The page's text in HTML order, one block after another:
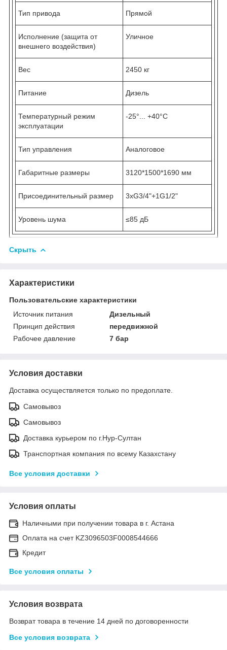
Тип привода Прямой
Исполнение (защита от
внешнего воздействия)
Уличное
Вес 2450 кг
Питание Дизель
Температурный режим
эксплуатации
-25°... +40°С
Тип управления Аналоговое
Габаритные размеры 3120*1500*1690 мм
Присоединительный размер 3хG3/4"+1G1/2"
Уровень шума ≤85 дБ
Скрыть
Характеристики
Пользовательские характеристики
Источник питания
Дизельный
Принцип действия
передвижной
Рабочее давление
7 бар
Условия доставки
Доставка осуществляется только по предоплате.
Самовывоз
Самовывоз
Доставка курьером по г.Нур-Султан
Транспортная компания по всему Казахстану
Все условия доставки
Условия оплаты
Наличными при получении товара в г. Астана
Оплата на счет KZ3096503F0008544666
Кредит
Все условия оплаты
Условия возврата
Возврат товара в течение 14 дней по договоренности
Все условия возврата